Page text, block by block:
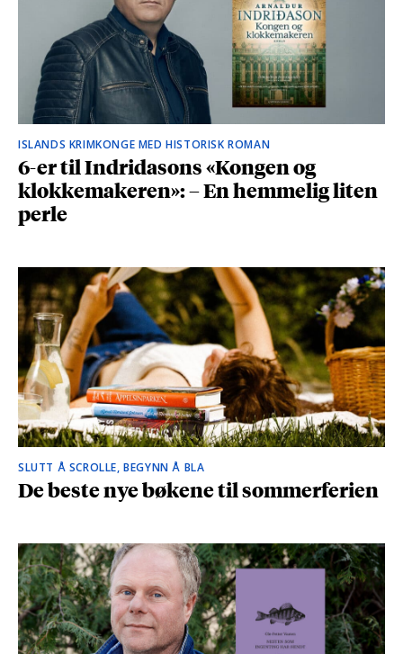
ISLANDS KRIMKONGE MED HISTORISK ROMAN
6-er til Indridasons «Kongen og
klokkemakeren»: – En hemmelig liten
perle
SLUTT Å SCROLLE, BEGYNN Å BLA
De beste nye bøkene til sommerferien